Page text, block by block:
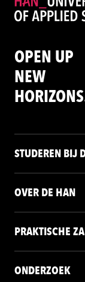
OPEN UP
NEW
STUDEREN BIJ
OVER DE HAN
PRAKTISCHE
ONDERZOEK